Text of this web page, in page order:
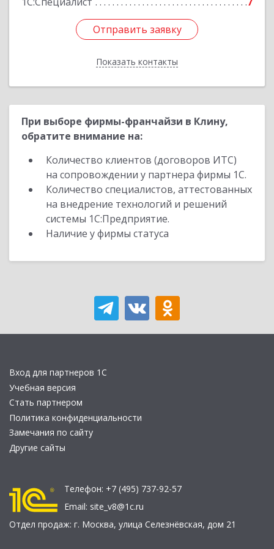
Отправить заявку
Показать контакты
Отправить заявку
Назад
При выборе фирмы-франчайзи в Клину,
обратите внимание на:
Количество клиентов (договоров ИТС)
на сопровождении у партнера фирмы 1С.
Количество специалистов, аттестованных
на внедрение технологий и решений
системы 1С:Предприятие.
Наличие у фирмы статуса
Вход для партнеров 1С
Учебная версия
Стать партнером
Политика конфиденциальности
Замечания по сайту
Другие сайты
Телефон: +7 (495) 737-92-57
Email: site_v8@1c.ru
Отдел продаж: г. Москва, улица Селезнёвская, дом 21